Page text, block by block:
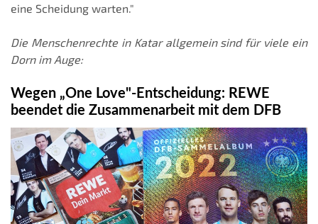
eine Scheidung warten."
Die Menschenrechte in Katar allgemein sind für viele ein
Dorn im Auge:
Wegen „One Love"-Entscheidung: REWE
beendet die Zusammenarbeit mit dem DFB